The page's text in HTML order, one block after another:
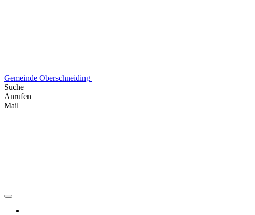
Gemeinde Oberschneiding
Suche
Anrufen
Mail